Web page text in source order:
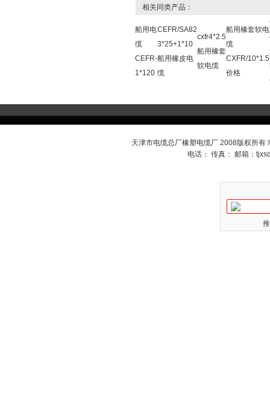
相关同类产品：
船用电
缆
CEFR-
1*120
CEFR/SA82
3*25+1*10
船用橡皮电
缆
cxfr4*2.5
船用橡套
软电缆
船用橡套软电
缆
CXFR/10*1.5
价格
天津市电缆总厂橡塑电缆厂 2008版权所有
电话： 传真： 邮箱：